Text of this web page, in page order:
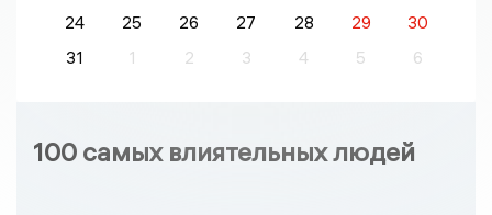
24
25 26 27 28 29
30
31
1 2 3 4 5 6
100 самых влиятельных людей